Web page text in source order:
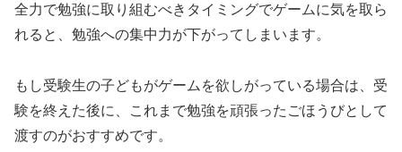
全力で勉強に取り組むべきタイミングでゲームに気を取ら
れると、勉強への集中力が下がってしまいます。
もし受験生の子どもがゲームを欲しがっている場合は、受
験を終えた後に、これまで勉強を頑張ったごほうびとして
渡すのがおすすめです。